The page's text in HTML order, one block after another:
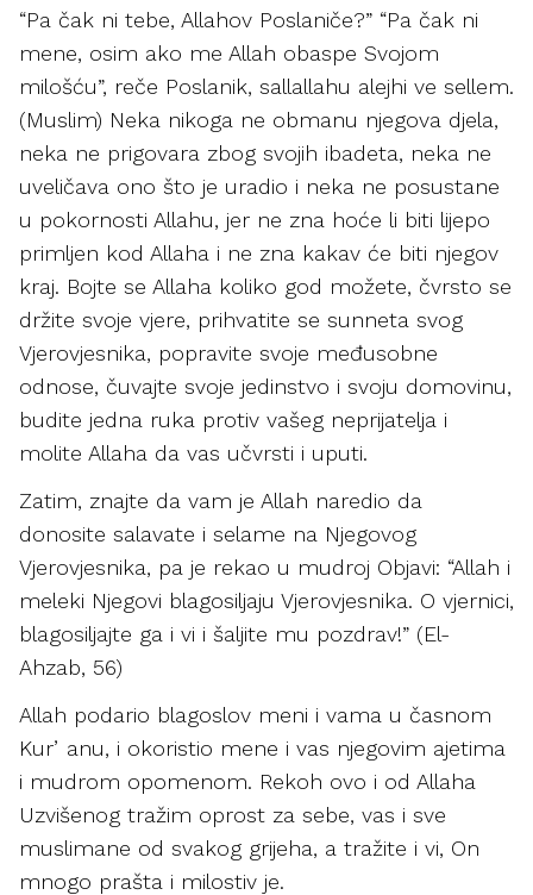
“Pa čak ni tebe, Allahov Poslaniče?” “Pa čak ni
mene, osim ako me Allah obaspe Svojom
milošću”, reče Poslanik, sallallahu alejhi ve sellem.
(Muslim) Neka nikoga ne obmanu njegova djela,
neka ne prigovara zbog svojih ibadeta, neka ne
uveličava ono što je uradio i neka ne posustane
u pokornosti Allahu, jer ne zna hoće li biti lijepo
primljen kod Allaha i ne zna kakav će biti njegov
kraj. Bojte se Allaha koliko god možete, čvrsto se
držite svoje vjere, prihvatite se sunneta svog
Vjerovjesnika, popravite svoje međusobne
odnose, čuvajte svoje jedinstvo i svoju domovinu,
budite jedna ruka protiv vašeg neprijatelja i
molite Allaha da vas učvrsti i uputi.
Zatim, znajte da vam je Allah naredio da
donosite salavate i selame na Njegovog
Vjerovjesnika, pa je rekao u mudroj Objavi: “Allah i
meleki Njegovi blagosiljaju Vjerovjesnika. O vjernici,
blagosiljajte ga i vi i šaljite mu pozdrav!” (El-
Ahzab, 56)
Allah podario blagoslov meni i vama u časnom
Kurʼanu, i okoristio mene i vas njegovim ajetima
i mudrom opomenom. Rekoh ovo i od Allaha
Uzvišenog tražim oprost za sebe, vas i sve
muslimane od svakog grijeha, a tražite i vi, On
mnogo prašta i milostiv je.